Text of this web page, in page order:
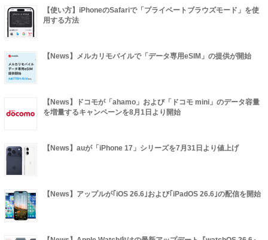
【使い方】iPhoneのSafariで「プライベートブラウズモード」を使
用する方法
【News】メルカリモバイルで「データ専用eSIM」の提供が開始
【News】ドコモが「ahamo」および「ドコモ mini」のデータ容量
を増量するキャンペーンを8月1日より開始
【News】auが「iPhone 17」シリーズを7月31日より値上げ
【News】アップルが｢iOS 26.6｣および｢iPadOS 26.6｣の配信を開始